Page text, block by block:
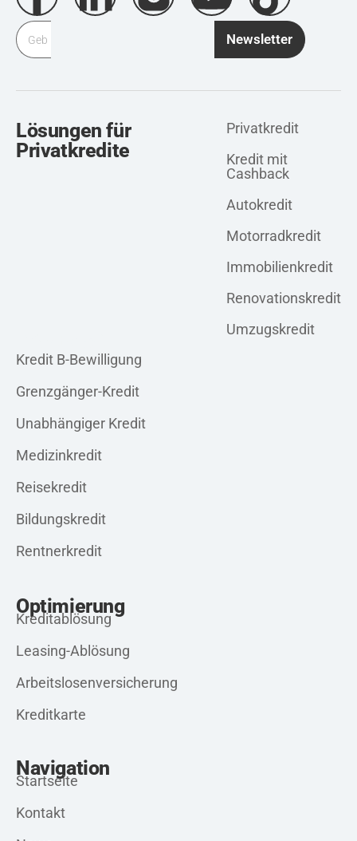
Newsletter
Lösungen für
Privatkredite
Privatkredit
Kredit mit
Cashback
Autokredit
Motorradkredit
Immobilienkredit
Renovationskredit
Umzugskredit
Kredit B-Bewilligung
Grenzgänger-Kredit
Unabhängiger Kredit
Medizinkredit
Reisekredit
Bildungskredit
Rentnerkredit
Optimierung
Kreditablösung
Leasing-Ablösung
Arbeitslosenversicherung
Kreditkarte
Navigation
Startseite
Kontakt